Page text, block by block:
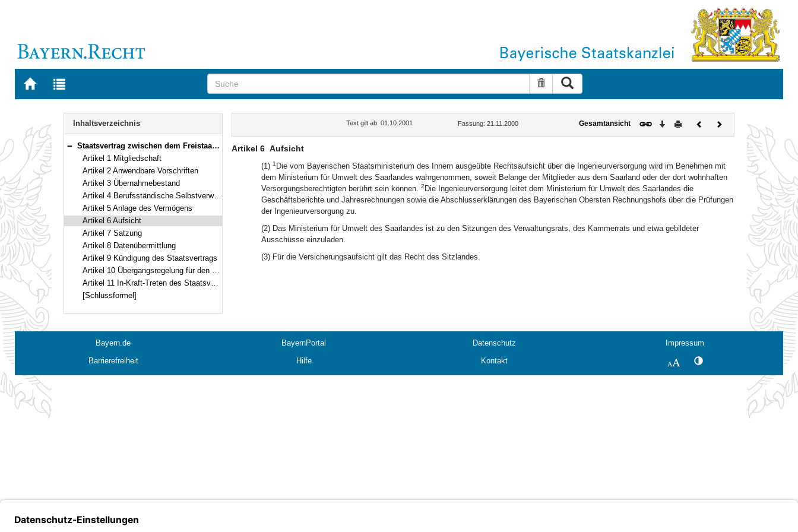
Zur
BAYERN.RECHT
Zur
letzten
Suche zurücksetzen
Navigation
Inhaltsverzeichnis
Bereich reduzieren
Staatsvertrag zwischen dem Freistaat Bayern und dem Saarland über die Zugehörigkeit der Mitglieder der Kammer der Beratenden Ingenieure des Saarlandes zur Bayerischen Ingenieurversorgung-Bau Vom 21. November 2000 (Art. 1–11)
Artikel 1 Mitgliedschaft
Artikel 2 Anwendbare Vorschriften
Artikel 3 Übernahmebestand
Artikel 4 Berufsständische Selbstverwaltung
Artikel 5 Anlage des Vermögens
Artikel 6 Aufsicht
Artikel 7 Satzung
Artikel 8 Datenübermittlung
Artikel 9 Kündigung des Staatsvertrags
Artikel 10 Übergangsregelung für den Verwaltungsrat
Artikel 11 In-Kraft-Treten des Staatsvertrags, Veröffentlichung der anwendbaren Vorschriften
[Schlussformel]
Text gilt ab: 01.10.2001 Fassung: 21.11.2000 Gesamtansicht Download
DruckenVorherigesNächstes
Dokument
Artikel 6 Aufsicht
(1) 1 Die vom Bayerischen Staatsministerium des Innern ausgeübte Rechtsaufsicht über die Ingenieurversorgung wird im Benehmen mit
dem Ministerium für Umwelt des Saarlandes wahrgenommen, soweit Belange der Mitglieder aus dem Saarland oder der dort wohnhaften
Versorgungsberechtigten berührt sein können. 2 Die Ingenieurversorgung leitet dem Ministerium für Umwelt des Saarlandes die
Geschäftsberichte und Jahresrechnungen sowie die Abschlusserklärungen des Bayerischen Obersten Rechnungshofs über die Prüfungen
der Ingenieurversorgung zu.
(2) Das Ministerium für Umwelt des Saarlandes ist zu den Sitzungen des Verwaltungsrats, des Kammerrats und etwa gebildeter
Ausschüsse einzuladen.
(3) Für die Versicherungsaufsicht gilt das Recht des Sitzlandes.
Bayern.de BayernPortal Datenschutz
Impressum
Barrierefreiheit
Hilfe Kontakt SchriftgrößeKontrastwechsel